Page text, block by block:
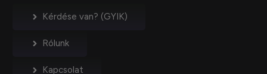
Kérdése van? (GYIK)
Rólunk
Kapcsolat